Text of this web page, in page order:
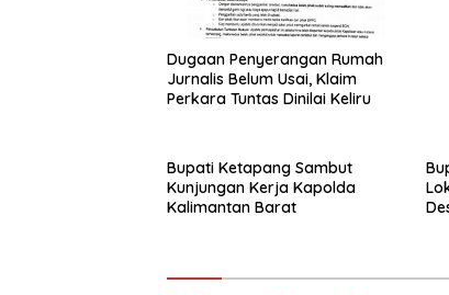
Dugaan Penyerangan Rumah
Jurnalis Belum Usai, Klaim
Perkara Tuntas Dinilai Keliru
Bupati Ketapang Sambut
Kunjungan Kerja Kapolda
Kalimantan Barat